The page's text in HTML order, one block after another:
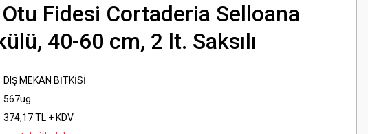
Fidesi Cortaderia Selloana
40-60 cm, 2 lt. Saksılı
DIŞ MEKAN BİTKİSİ
567ug
374,17 TL + KDV